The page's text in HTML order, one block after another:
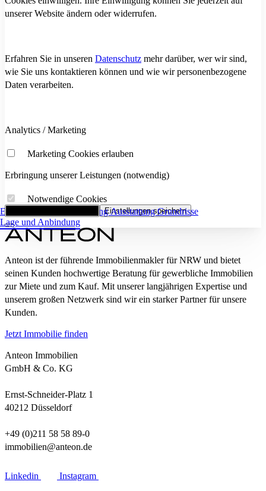
Eckdaten FlächenaufstellungAusstattungGrundrisse
Lage und Anbindung
unserer Website ändern oder widerrufen.
Erfahren Sie in unseren Datenschutz mehr darüber, wer wir sind,
wie Sie uns kontaktieren können und wie wir personenbezogene
Daten verarbeiten.
Analytics / Marketing
Marketing Cookies erlauben
Erbringung unserer Leistungen (notwendig)
Notwendige Cookies
Einstellungen speichern
Anteon ist der führende Immobilienmakler für NRW und bietet
seinen Kunden hochwertige Beratung für gewerbliche Immobilien
zur Miete und zum Kauf. Mit unserer langjährigen Expertise und
unserem großen Netzwerk sind wir ein starker Partner für unsere
Kunden.
Jetzt Immobilie finden
Anteon Immobilien
GmbH & Co. KG
Ernst-Schneider-Platz 1
40212 Düsseldorf
+49 (0)211 58 58 89-0
immobilien@anteon.de
Linkedin Instagram